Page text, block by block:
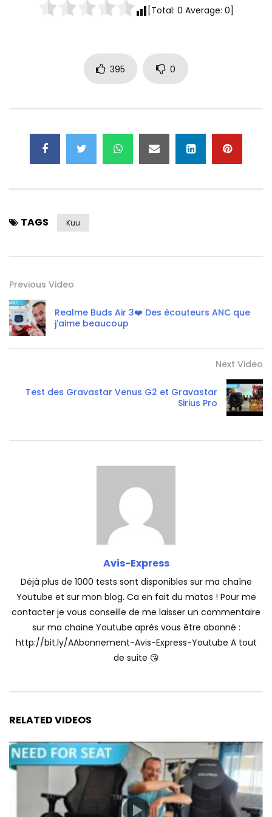
[Total: 0 Average: 0]
395 0
TAGS Kuu
Previous Video
Realme Buds Air 3❤️ Des écouteurs ANC que
j’aime beaucoup
Next Video
Test des Gravastar Venus G2 et Gravastar
Sirius Pro
Avis-Express
Déjà plus de 1000 tests sont disponibles sur ma chaîne
Youtube et sur mon blog. Ca en fait du matos ! Pour me
contacter je vous conseille de me laisser un commentaire
sur ma chaine Youtube après vous être abonné :
http://bit.ly/AAbonnement-Avis-Express-Youtube A tout
de suite 😘
RELATED VIDEOS